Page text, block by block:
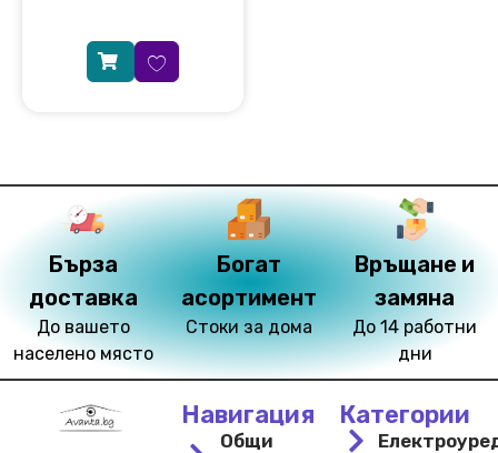
Бърза
доставка
До вашето
населено място
Богат
асортимент
Стоки за дома
Връщане и
замяна
До 14 работни
дни
Навигация
Общи
Категории